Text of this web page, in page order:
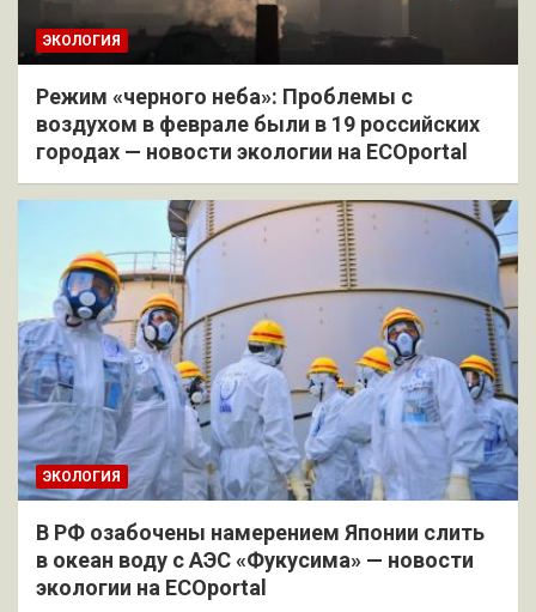
ЭКОЛОГИЯ
Режим «черного неба»: Проблемы с
воздухом в феврале были в 19 российских
городах — новости экологии на ECOportal
ЭКОЛОГИЯ
В РФ озабочены намерением Японии слить
в океан воду с АЭС «Фукусима» — новости
экологии на ECOportal